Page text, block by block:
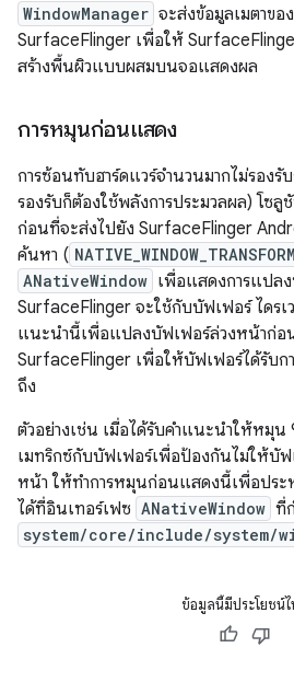
WindowManager จะส่งข้อมูลเมตาข
SurfaceFlinger เพื่อให้
สร้างพื้นผิวแบบผสมบนจอแสดงผล
การหมุนก่อนแสดง
การซ้อนทับฮาร์ดแวร์จำนวนมากไม่รอง
รองรับก็ต้องใช้พลังการประมวลผล) โซ
ก่อนที่จะส่งไปยัง SurfaceFlinger
ค้นหา (
ANativeWindow เพื่อแสดงการแปล
SurfaceFlinger จะใช้กับบัฟเฟอร์ ไดรเ
แนะนำนี้เพื่อแปลงบัฟเฟอร์ล่วงหน้าก่อ
SurfaceFlinger เพื่อให้บัฟเฟอร์ได้รับก
ถึง
ตัวอย่างเช่น เมื่อได้รับคำแนะนำให้หมุน
เมทริกซ์กับบัฟเฟอร์เพื่อป้องกันไม่ให้บั
หน้า ให้ทำการหมุนก่อนแสดงนี้เพื่อประ
ได้ที่อินเทอร์เฟซ ANativeWindow ที่
system/core/include/system/
ข้อมูลนี้มีประโยชน์